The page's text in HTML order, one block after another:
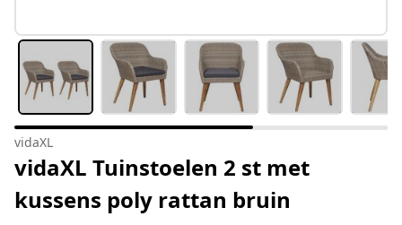
vidaXL
vidaXL Tuinstoelen 2 st met
kussens poly rattan bruin